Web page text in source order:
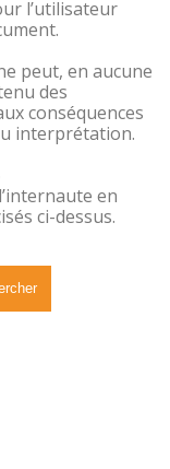
l’utilisateur
peut, en aucune
des
conséquences
interprétation.
en
ci-dessus.